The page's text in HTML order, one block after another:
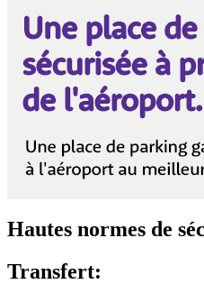
Hautes normes de
Transfert: